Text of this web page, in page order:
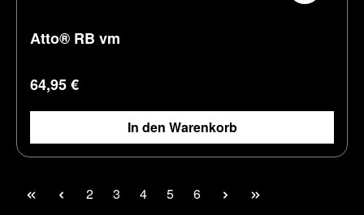
Atto® RB vm
Regulärer Preis:
64,95 €
In den Warenkorb
Seite
2 Seite
3 Seite
4 Seite
5 Seite
6